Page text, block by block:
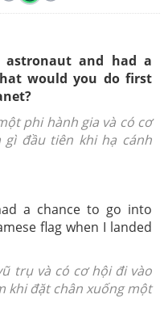
and had a
would you do first
phi hành gia và có cơ
đầu tiên khi hạ cánh
a chance to go into
flag when I landed
trụ và có cơ hội đi vào
khi đặt chân xuống một